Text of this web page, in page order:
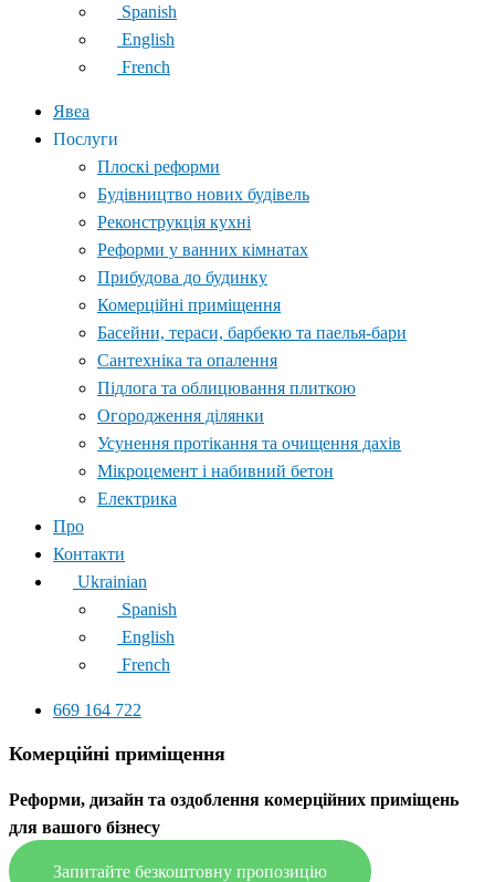
Spanish
English
French
Явеа
Послуги
Плоскі реформи
Будівництво нових будівель
Реконструкція кухні
Реформи у ванних кімнатах
Прибудова до будинку
Комерційні приміщення
Басейни, тераси, барбекю та паелья-бари
Сантехніка та опалення
Підлога та облицювання плиткою
Огородження ділянки
Усунення протікання та очищення дахів
Мікроцемент і набивний бетон
Електрика
Про
Контакти
Ukrainian
Spanish
English
French
669 164 722
Комерційні приміщення
Реформи, дизайн та оздоблення комерційних приміщень
для вашого бізнесу
Запитайте безкоштовну пропозицію